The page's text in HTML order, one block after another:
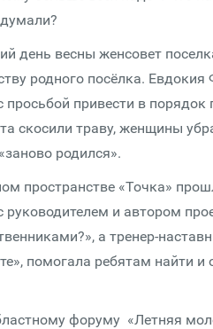
день весны женсовет
родного посёлка.
просьбой привести в
скосили траву, женщины
родился».
пространстве «Точка»
руководителем и автором
а тренер-
помогала ребятам найти
форуму «Летняя